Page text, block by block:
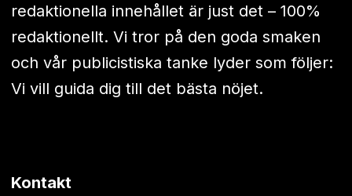
redaktionella innehållet är just det – 100%
redaktionellt. Vi tror på den goda smaken
och vår publicistiska tanke lyder som följer:
Vi vill guida dig till det bästa nöjet.
Kontakt